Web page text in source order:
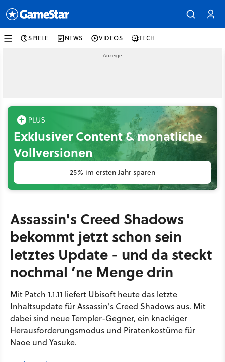
SPIELE NEWS VIDEOS TECH
Exklusiver Content & monatliche
Vollversionen
25% im ersten Jahr sparen
Assassin's Creed Shadows
bekommt jetzt schon sein
letztes Update - und da steckt
nochmal ’ne Menge drin
Mit Patch 1.1.11 liefert Ubisoft heute das letzte
Inhaltsupdate für Assassin's Creed Shadows aus. Mit
dabei sind neue Templer-Gegner, ein knackiger
Herausforderungsmodus und Piratenkostüme für
Naoe und Yasuke.